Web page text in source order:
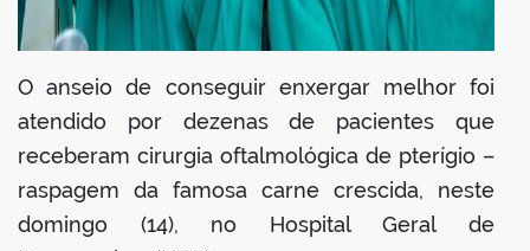
O anseio de conseguir enxergar melhor foi
atendido por dezenas de pacientes que
receberam cirurgia oftalmológica de pterígio –
raspagem da famosa carne crescida, neste
domingo (14), no Hospital Geral de